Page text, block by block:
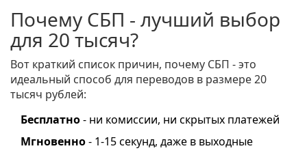
Почему СБП - лучший выбор
для 20 тысяч?
Вот краткий список причин, почему СБП - это
идеальный способ для переводов в размере 20
тысяч рублей:
Бесплатно- ни комиссии, ни скрытых платежей
Мгновенно- 1-15 секунд, даже в выходные